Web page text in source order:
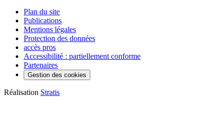
Plan du site
Publications
Mentions légales
Protection des données
accès pros
Accessibilité : partiellement conforme
Partenaires
Gestion des cookies
Réalisation Stratis